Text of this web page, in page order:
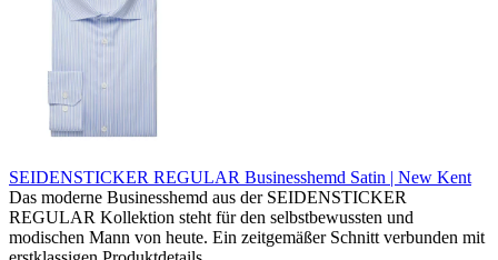
SEIDENSTICKER REGULAR Businesshemd Satin | New Kent
Das moderne Businesshemd aus der SEIDENSTICKER
REGULAR Kollektion steht für den selbstbewussten und
modischen Mann von heute. Ein zeitgemäßer Schnitt verbunden mit